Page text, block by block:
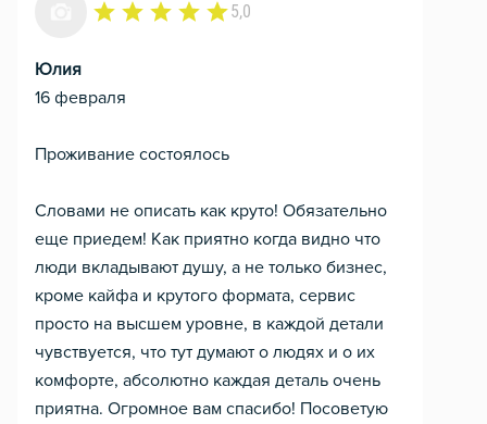
5,0
Юлия
16 февраля
Проживание состоялось
Словами не описать как круто! Обязательно
еще приедем! Как приятно когда видно что
люди вкладывают душу, а не только бизнес,
кроме кайфа и крутого формата, сервис
просто на высшем уровне, в каждой детали
чувствуется, что тут думают о людях и о их
комфорте, абсолютно каждая деталь очень
приятна. Огромное вам спасибо! Посоветую